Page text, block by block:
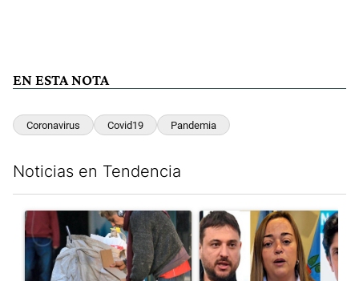
EN ESTA NOTA
Coronavirus Covid19 Pandemia
Noticias en Tendencia
Un artículo de tendencia con el título "Para el Gobierno, la
Un artículo de tendencia con